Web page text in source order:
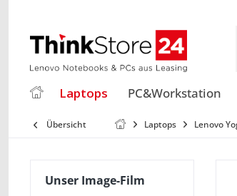
Laptops PC&Workstation
Übersicht Laptops Lenovo
Unser Image-Film